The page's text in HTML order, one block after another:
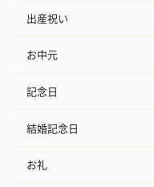
出産祝い
お中元
記念日
結婚記念日
お礼